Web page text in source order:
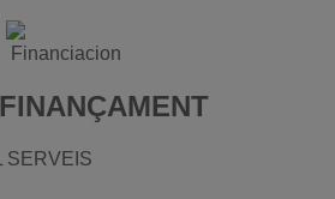
SERVEIS